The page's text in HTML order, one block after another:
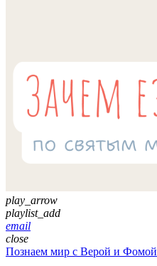
play_arrow
playlist_add
email
close
Познаем мир с Верой и Фомой